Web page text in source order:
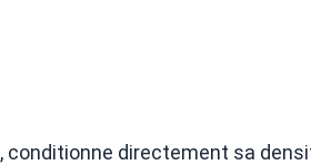
conditionne directement sa